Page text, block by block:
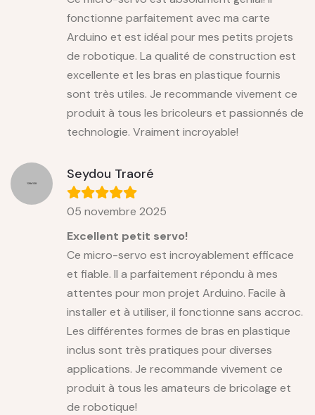
fonctionne parfaitement avec ma carte
Arduino et est idéal pour mes petits projets
de robotique. La qualité de construction est
excellente et les bras en plastique fournis
sont très utiles. Je recommande vivement ce
produit à tous les bricoleurs et passionnés de
technologie. Vraiment incroyable!
Seydou Traoré
05 novembre 2025
Excellent petit servo!
Ce micro-servo est incroyablement efficace
et fiable. Il a parfaitement répondu à mes
attentes pour mon projet Arduino. Facile à
installer et à utiliser, il fonctionne sans accroc.
Les différentes formes de bras en plastique
inclus sont très pratiques pour diverses
applications. Je recommande vivement ce
produit à tous les amateurs de bricolage et
de robotique!